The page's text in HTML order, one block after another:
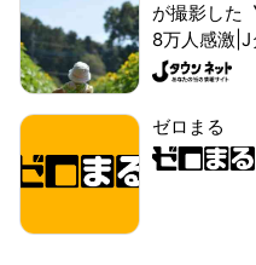
が撮影した
8万人感激|J
ゼロまる